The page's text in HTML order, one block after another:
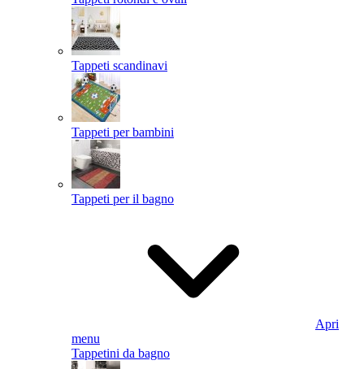
Tappeti scandinavi
Tappeti per bambini
Tappeti per il bagno
Apri
menu
Tappetini da bagno